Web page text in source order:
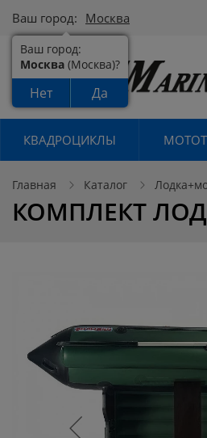
Ваш город: Москва
Ваш город:
Москва (Москва)?
Нет Да
КВАДРОЦИКЛЫ
Главная Каталог
КОМПЛЕКТ